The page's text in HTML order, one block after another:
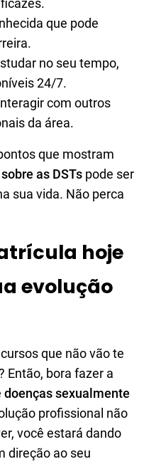
que pode
no seu tempo,
24/7.
com outros
da área.
que mostram
as DSTs pode ser
sua vida. Não perca
hoje
evolução
que não vão te
Então, bora fazer a
doenças sexualmente
profissional não
você estará dando
direção ao seu